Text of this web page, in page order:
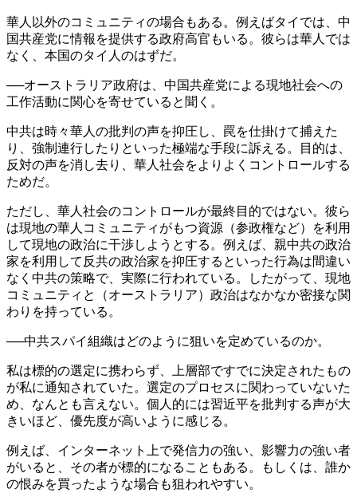
華人以外のコミュニティの場合もある。例えばタイでは、中
国共産党に情報を提供する政府高官もいる。彼らは華人では
なく、本国のタイ人のはずだ。
──オーストラリア政府は、中国共産党による現地社会への
工作活動に関心を寄せていると聞く。
中共は時々華人の批判の声を抑圧し、罠を仕掛けて捕えた
り、強制連行したりといった極端な手段に訴える。目的は、
反対の声を消し去り、華人社会をよりよくコントロールする
ためだ。
ただし、華人社会のコントロールが最終目的ではない。彼ら
は現地の華人コミュニティがもつ資源（参政権など）を利用
して現地の政治に干渉しようとする。例えば、親中共の政治
家を利用して反共の政治家を抑圧するといった行為は間違い
なく中共の策略で、実際に行われている。したがって、現地
コミュニティと（オーストラリア）政治はなかなか密接な関
わりを持っている。
──中共スパイ組織はどのように狙いを定めているのか。
私は標的の選定に携わらず、上層部ですでに決定されたもの
が私に通知されていた。選定のプロセスに関わっていないた
め、なんとも言えない。個人的には習近平を批判する声が大
きいほど、優先度が高いように感じる。
例えば、インターネット上で発信力の強い、影響力の強い者
がいると、その者が標的になることもある。もしくは、誰か
の恨みを買ったような場合も狙われやすい。